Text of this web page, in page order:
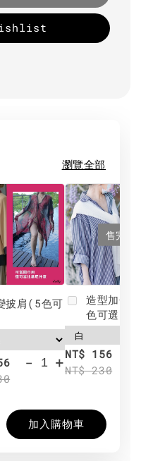
瀏覽全部
披肩(5色可
- +
售完
造型加分
色可選)
NT$ 156
NT$ 230
加入購物車